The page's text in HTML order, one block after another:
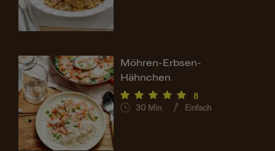
Möhren-Erbsen-
Hähnchen
8
30 Min Einfach